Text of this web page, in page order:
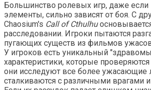
Большинство ролевых игр, даже если
элементы, сильно зависят от боя. С
Chaosium's Call of Cthulhu
расследовании. Игроки пытаются
пугающих существ из фильмов
У игроков есть уникальный
характеристики, которые
они исследуют все более ужасающие
сталкиваются с различными врагами